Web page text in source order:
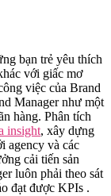
bạn trẻ yêu thích
với giấc mơ
việc của Brand
Manager như một
hàng. Phân tích
insight, xây dựng
agency và các
cải tiến sản
luôn phải theo sát
đạt được KPIs .